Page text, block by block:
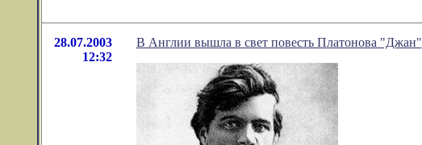
28.07.2003
12:32
В Англии вышла в свет повесть Платонова "Джан"